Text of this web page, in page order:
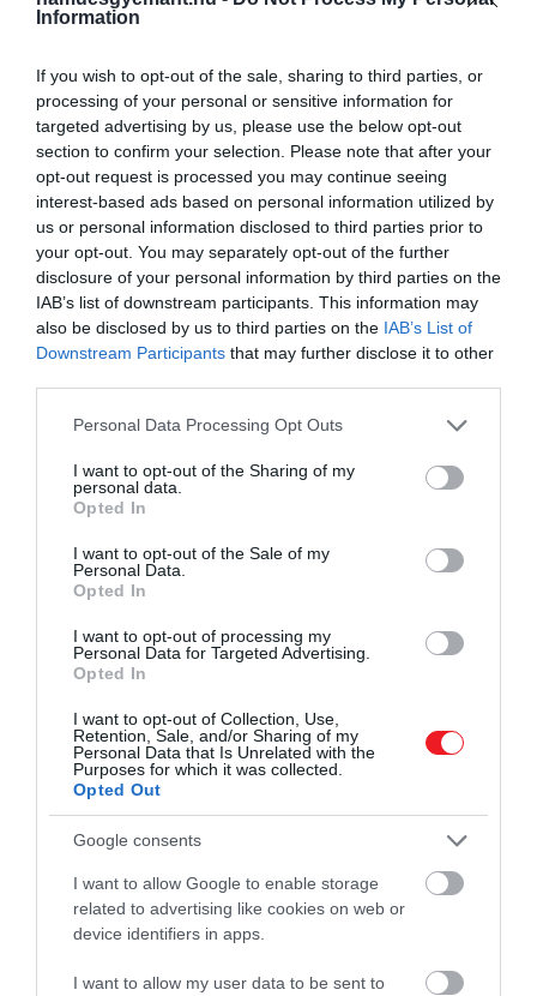
Information
If you wish to opt-out of the sale, sharing to third parties, or
processing of your personal or sensitive information for
targeted advertising by us, please use the below opt-out
section to confirm your selection. Please note that after your
opt-out request is processed you may continue seeing
interest-based ads based on personal information utilized by
us or personal information disclosed to third parties prior to
your opt-out. You may separately opt-out of the further
disclosure of your personal information by third parties on the
IAB’s list of downstream participants. This information may
also be disclosed by us to third parties on the IAB’s List of
Downstream Participants that may further disclose it to other
Please note that this website/app uses one or more Google
not limited to your visit or usage behaviour. You may click to
grant or deny consent to Google and its third-party tags to
use your data for below specified purposes in below Google
consent section.
Personal Data Processing Opt Outs
I want to opt-out of the Sharing of my
personal data.
Opted In
I want to opt-out of the Sale of my
Personal Data.
Opted In
I want to opt-out of processing my
Personal Data for Targeted Advertising.
Opted In
I want to opt-out of Collection, Use,
Retention, Sale, and/or Sharing of my
Personal Data that Is Unrelated with the
Purposes for which it was collected.
Opted Out
Google consents
I want to allow Google to enable storage
related to advertising like cookies on web or
device identifiers in apps.
I want to allow my user data to be sent to
panorámához jakuzzi és medence, valamint
privátséf-szolgáltatás is társul. A gazdasági udvar
közelében találhatóMythos Udvarházezzel
szemben a vidéki hangulatot helyezi előtérbe. Öt
kétszemélyes hálószobája tíz vendég számára
biztosít kényelmet, miközben az istállók
közelsége, a pónilovagoltató és aFalusi Udvar
különleges hangulatot teremt.
belsőépítészeti koncepcióért Varró Zoltán
belsőépítész-designer felelt. Munkái Koh
Samuitól a Comói-tó partján át Kolumbiáig
számos nemzetközi helyszínen jelen
vannak, Magyarországon pedig többek
között az Aria Hotel Budapesttel szerzett
széles körű szakmai elismerést.
A gasztronómia oltárán
A Mythos Resort gasztronómiai központja a
Coach Bistro, konyhája kortárs magyar alapokra
épít, de mediterrán inspirációk könnyedsége is
termelői kapcsolatok és a modern
konyhatechnológia izgalmas forradalma. A
reggelinél a kínálat bőséges, napközben lazább,
bisztró jellegű fogások kerülnek asztalra, a
mindenképp érdemes megkóstolni!